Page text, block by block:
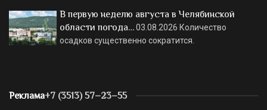
В первую неделю августа в Челябинской
области погода…03.08.2026 Количество
осадков существенно сократится.
Реклама+7 (3513) 57–23–55